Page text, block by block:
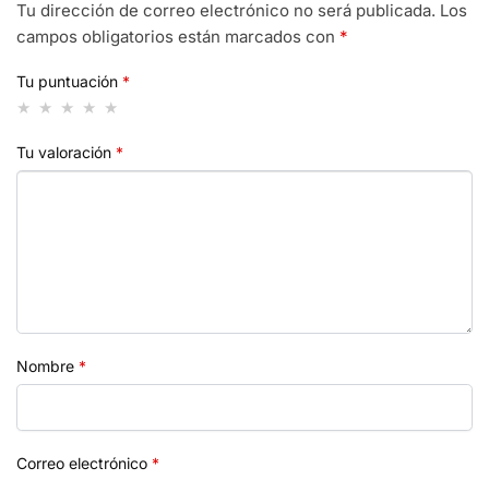
Tu dirección de correo electrónico no será publicada. Los
campos obligatorios están marcados con *
Tu puntuación *
Tu valoración *
Nombre *
Correo electrónico *